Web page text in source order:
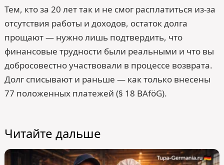
Тем, кто за 20 лет так и не смог расплатиться из-за
отсутствия работы и доходов, остаток долга
прощают — нужно лишь подтвердить, что
финансовые трудности были реальными и что вы
добросовестно участвовали в процессе возврата.
Долг списывают и раньше — как только внесены
77 положенных платежей (§ 18 BAföG).
Читайте дальше